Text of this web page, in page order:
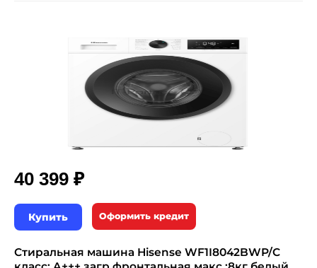
40 399 ₽
Купить Оформить кредит
Стиральная машина Hisense WF1I8042BWP/C